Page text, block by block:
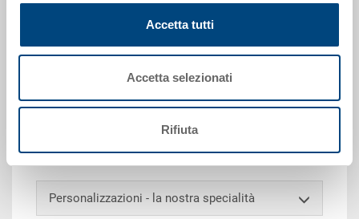
Accetta tutti
Accetta selezionati
Rifiuta
Dati tecnici
luce RAL 5012, esterno 400x300x280 mm, interno
334x247x251 mm, 19.5 l, pareti chiuse, fondo
Personalizzazioni - la nostra specialità